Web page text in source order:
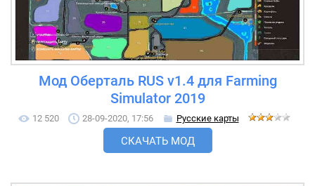
Мод Оберталь RUS v1.4 для Farming
Simulator 2019
12 520 28-09-2020, 17:56 Русские карты
СКАЧАТЬ МОД